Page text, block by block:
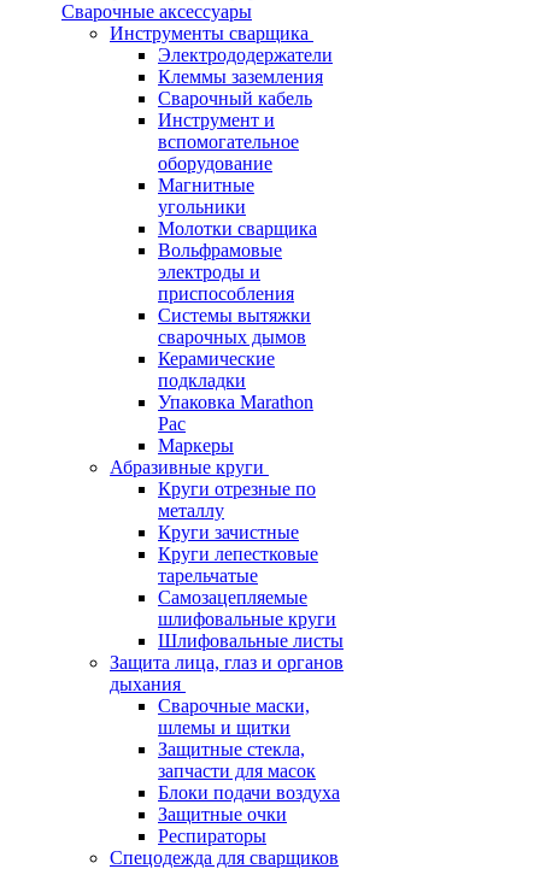
Сварочные аксессуары
Инструменты сварщика
Электрододержатели
Клеммы заземления
Сварочный кабель
Инструмент и
вспомогательное
оборудование
Магнитные
угольники
Молотки сварщика
Вольфрамовые
электроды и
приспособления
Системы вытяжки
сварочных дымов
Керамические
подкладки
Упаковка Marathon
Pac
Маркеры
Абразивные круги
Круги отрезные по
металлу
Круги зачистные
Круги лепестковые
тарельчатые
Самозацепляемые
шлифовальные круги
Шлифовальные листы
Защита лица, глаз и органов
дыхания
Сварочные маски,
шлемы и щитки
Защитные стекла,
запчасти для масок
Блоки подачи воздуха
Защитные очки
Респираторы
Спецодежда для сварщиков